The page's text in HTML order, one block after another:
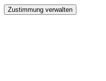
Zustimmung verwalten